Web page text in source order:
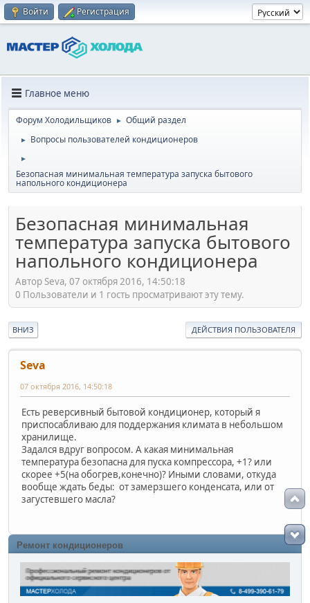
Войти Регистрация
Главное меню
Форум Холодильщиков ► Общий раздел
► Вопросы пользователей кондиционеров
►
Безопасная минимальная температура запуска бытового
напольного кондиционера
Безопасная минимальная
температура запуска бытового
напольного кондиционера
Автор Seva, 07 октября 2016, 14:50:18
0 Пользователи и 1 гость просматривают эту тему.
ВНИЗ ДЕЙСТВИЯ ПОЛЬЗОВАТЕЛЯ
Seva
07 октября 2016, 14:50:18
Есть реверсивный бытовой кондиционер, который я
приспосабливаю для поддержания климата в небольшом
хранилище.
Задался вдруг вопросом. А какая минимальная
температура безопасна для пуска компрессора, +1? или
скорее +5(на обогрев,конечно)? Иными словами, откуда
вообще ждать беды: от замерзшего конденсата, или от
загустевшего масла?
Ремонт кондиционеров